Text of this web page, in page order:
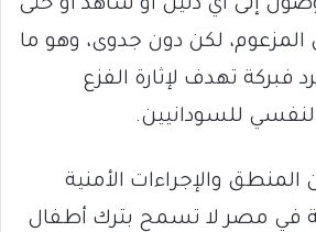
إلى أي دليل أو شاهد أو حتى
المزعوم، لكن دون جدوى، وهو ما
فبركة تهدف لإثارة الفزع
للسودانيين.
المنطق والإجراءات الأمنية
في مصر لا تسمح بترك أطفال